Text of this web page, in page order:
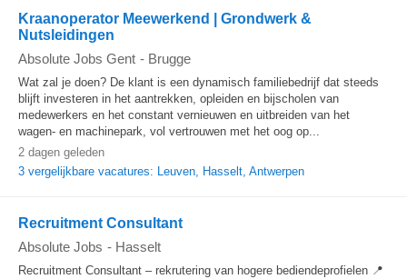
Kraanoperator Meewerkend | Grondwerk &
Nutsleidingen
Absolute Jobs Gent - Brugge
Wat zal je doen? De klant is een dynamisch familiebedrijf dat steeds
blijft investeren in het aantrekken, opleiden en bijscholen van
medewerkers en het constant vernieuwen en uitbreiden van het
wagen- en machinepark, vol vertrouwen met het oog op...
2 dagen geleden
3 vergelijkbare vacatures: Leuven, Hasselt, Antwerpen
Recruitment Consultant
Absolute Jobs - Hasselt
Recruitment Consultant – rekrutering van hogere bediendeprofielen 📍